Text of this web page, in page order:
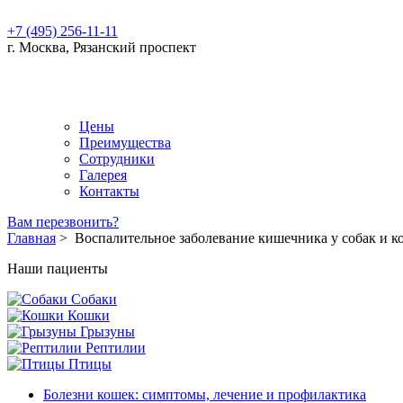
+7 (495) 256-11-11
г. Москва, Рязанский проспект
Цены
Преимущества
Сотрудники
Галерея
Контакты
Вам перезвонить?
Главная > Воспалительное заболевание кишечника у собак и
Наши пациенты
Собаки
Кошки
Грызуны
Рептилии
Птицы
Болезни кошек: симптомы, лечение и профилактика